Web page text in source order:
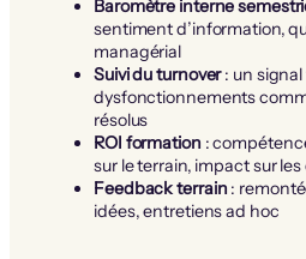
Baromètre interne
sentiment d’information,
managérial
Suivi du turnover: un
dysfonctionnements
résolus
ROI formation :
sur le terrain, impact sur
Feedback terrain :
idées, entretiens ad hoc